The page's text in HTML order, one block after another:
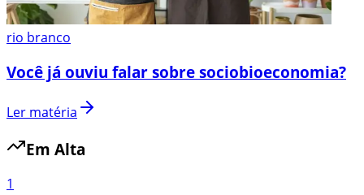
rio branco
Você já ouviu falar sobre sociobioeconomia?
Ler matéria
Em Alta
1